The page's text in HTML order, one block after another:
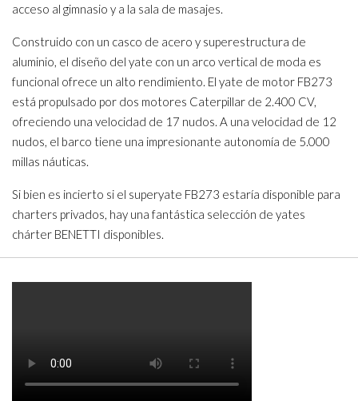
acceso al gimnasio y a la sala de masajes.
Construido con un casco de acero y superestructura de
aluminio, el diseño del yate con un arco vertical de moda es
funcional ofrece un alto rendimiento. El yate de motor FB273
está propulsado por dos motores Caterpillar de 2.400 CV,
ofreciendo una velocidad de 17 nudos. A una velocidad de 12
nudos, el barco tiene una impresionante autonomía de 5.000
millas náuticas.
Si bien es incierto si el superyate FB273 estaría disponible para
charters privados, hay una fantástica selección de yates
chárter BENETTI disponibles.